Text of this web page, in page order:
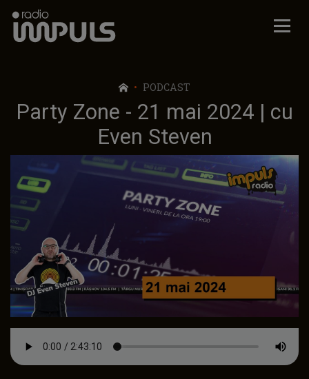
Radio Impuls
PODCAST
Party Zone - 21 mai 2024 | cu
Even Steven